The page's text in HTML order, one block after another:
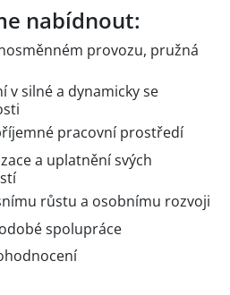
nabídnout:
provozu, pružná
v silné a dynamicky se
pracovní prostředí
a uplatnění svých
růstu a osobnímu rozvoji
spolupráce